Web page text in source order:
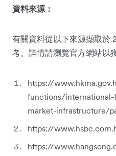
資料來源：
有關資料從以下來源擷取於
考。詳情請瀏覽官方網站以
https://
functions/
market-infrastructure/
https://
https://